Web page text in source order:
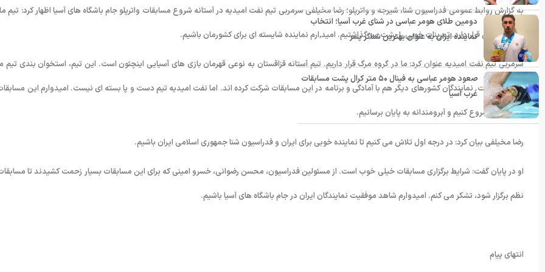
به گزارش روابط عمومی فدراسیون شنا، شیرجه و واترپلو؛ رضا مخیلفی سرمربی تیم نفت امیدیه در آستانه شروع مسابقات واترپلو جام باشگاه های آسیا اظهار کرد: تیم
آمادگی بالایی قرار دارد. تمرینات خوبی را پشت سر گذاشتیم. امید,ارم نماینده شایسته ای برای کشورمان باشیم.
سرمربی تیم نفت امیدیه عنوان کرد: ما در گروه مرگ قرار داریم. تیم آستانه قزاقستان به نوعی قهرمان بازی های آسیایی اینچئون است. این تیم، استخوان بندی تیم
قزاقستان است. نمایندگان کشورهای دیگر هم با آمادگی و برنامه در این مسابقات شرکت کرده اند. اما نفت امیدیه تیم دست و پا بسته ای نیست. امیدوارم این
آبرومندانه شروع کنیم و آبرومندانه به پایان برسانیم.
رضا مخیلفی بیان کرد: در درجه اول تلاش می کنیم تا نماینده خوبی برای ایران و فدراسیون شنا جمهوری اسلامی ایران باشیم.
او در پایان گفت: شرایط برگزاری مسابقات خیلی خوب است. از مسئولین فدراسیون، محسن رضوانی، خسرو امینی که برای این مسابقات بسیار زحمت کشیدند تا
نظم برگزار شود، تشکر می کنم. امیدوارم شاهد موفقیت نمایندگان ایران در جام باشگاه های آسیا باشیم.
انتهای پیام
دومین طلای هومر عباسی در شنای غرب آسیا؛ انتخاب
نماینده ایران به عنوان بهترین شناگر پسر
صعود هومر عباسی به فینال ۵۰ متر کرال پشت مسابقات
غرب آسیا